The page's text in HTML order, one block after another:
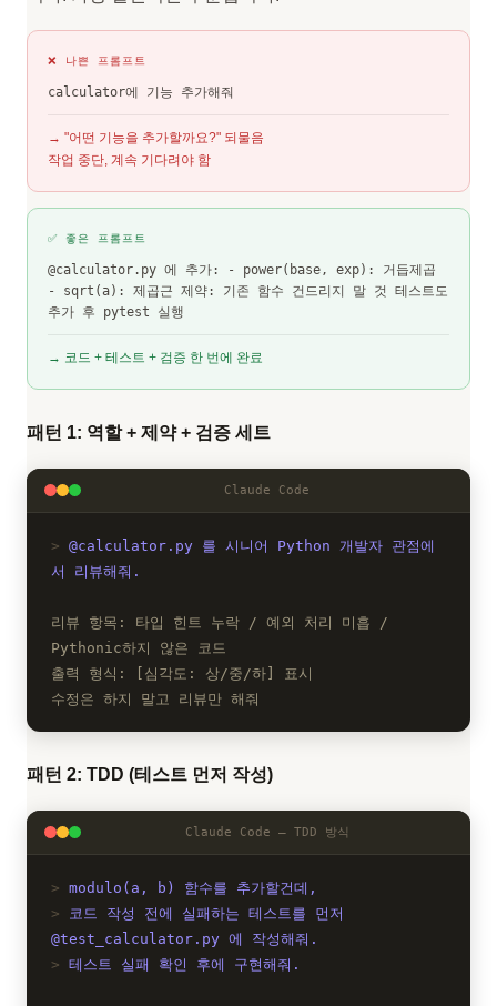
❌ 나쁜 프롬프트
calculator에 기능 추가해줘
→ "어떤 기능을 추가할까요?" 되물음
작업 중단, 계속 기다려야 함
✅ 좋은 프롬프트
@calculator.py 에 추가: - power(base, exp): 거듭제곱
- sqrt(a): 제곱근 제약: 기존 함수 건드리지 말 것 테스트도
추가 후 pytest 실행
→ 코드 + 테스트 + 검증 한 번에 완료
패턴 1: 역할 + 제약 + 검증 세트
Claude Code
@calculator.py 를 시니어 Python 개발자 관점에
서 리뷰해줘.
리뷰 항목: 타입 힌트 누락 / 예외 처리 미흡 /
Pythonic하지 않은 코드
출력 형식: [심각도: 상/중/하] 표시
수정은 하지 말고 리뷰만 해줘
패턴 2: TDD (테스트 먼저 작성)
Claude Code — TDD 방식
modulo(a, b) 함수를 추가할건데,
코드 작성 전에 실패하는 테스트를 먼저
@test_calculator.py 에 작성해줘.
테스트 실패 확인 후에 구현해줘.